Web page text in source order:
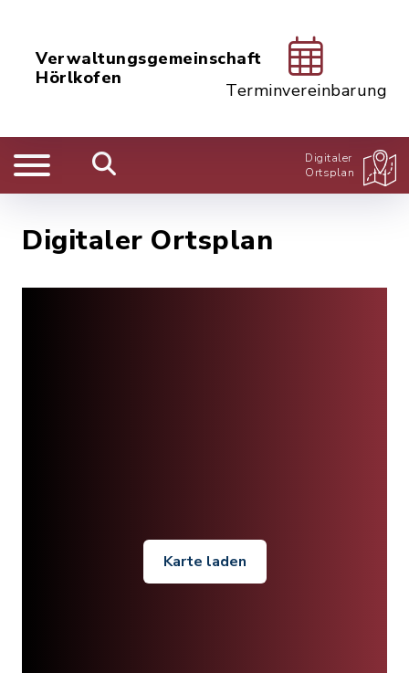
Verwaltungsgemeinschaft
Hörlkofen
Terminvereinbarung
Digitaler
Ortsplan
Digitaler Ortsplan
Karte laden